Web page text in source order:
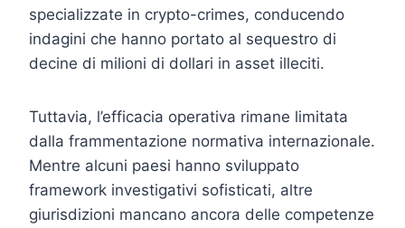
specializzate in crypto-crimes, conducendo
indagini che hanno portato al sequestro di
decine di milioni di dollari in asset illeciti.
Tuttavia, l’efficacia operativa rimane limitata
dalla frammentazione normativa internazionale.
Mentre alcuni paesi hanno sviluppato
framework investigativi sofisticati, altre
giurisdizioni mancano ancora delle competenze